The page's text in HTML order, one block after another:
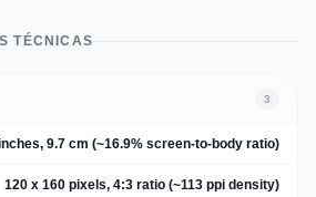
TÉCNICAS
3
9.7 cm (~16.9% screen-to-body ratio)
120 x 160 pixels, 4:3 ratio (~113 ppi density)